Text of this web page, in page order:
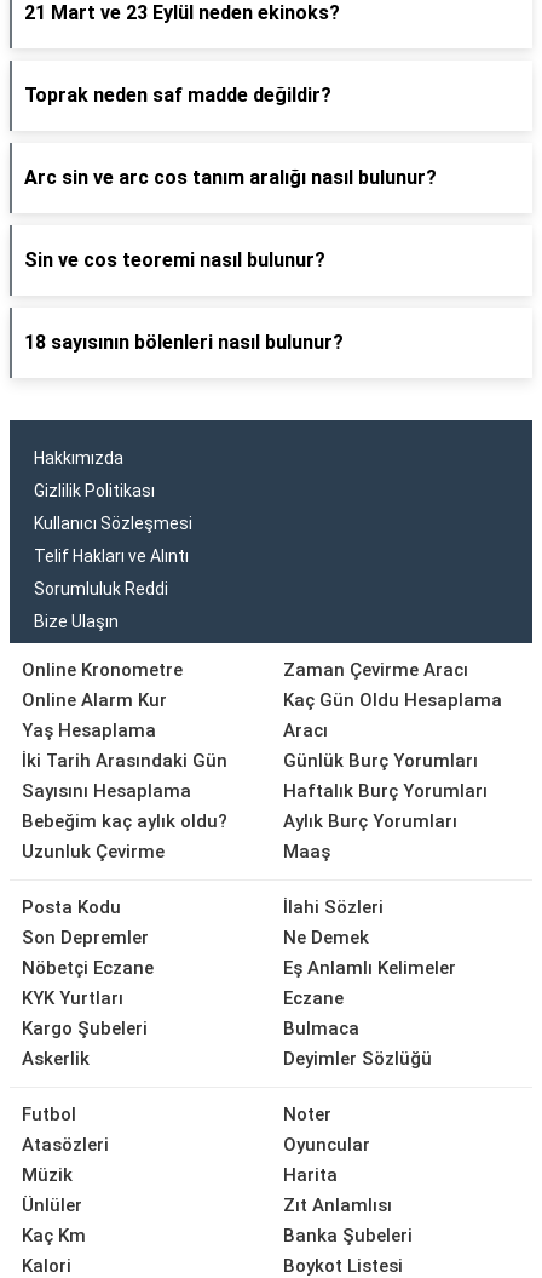
21 Mart ve 23 Eylül neden ekinoks?
Toprak neden saf madde değildir?
Arc sin ve arc cos tanım aralığı nasıl bulunur?
Sin ve cos teoremi nasıl bulunur?
18 sayısının bölenleri nasıl bulunur?
Hakkımızda
Gizlilik Politikası
Kullanıcı Sözleşmesi
Telif Hakları ve Alıntı
Sorumluluk Reddi
Bize Ulaşın
Online Kronometre
Online Alarm Kur
Yaş Hesaplama
İki Tarih Arasındaki Gün
Sayısını Hesaplama
Bebeğim kaç aylık oldu?
Uzunluk Çevirme
Zaman Çevirme Aracı
Kaç Gün Oldu Hesaplama
Aracı
Günlük Burç Yorumları
Haftalık Burç Yorumları
Aylık Burç Yorumları
Maaş
Posta Kodu
Son Depremler
Nöbetçi Eczane
KYK Yurtları
Kargo Şubeleri
Askerlik
İlahi Sözleri
Ne Demek
Eş Anlamlı Kelimeler
Eczane
Bulmaca
Deyimler Sözlüğü
Futbol
Atasözleri
Müzik
Ünlüler
Kaç Km
Kalori
Noter
Oyuncular
Harita
Zıt Anlamlısı
Banka Şubeleri
Boykot Listesi